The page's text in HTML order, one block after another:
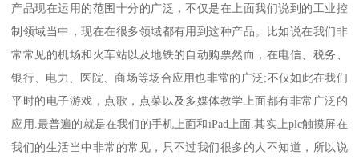
产品现在运用的范围十分的广泛，不仅是在上面我们说到的工业控
制领域当中，现在在很多领域都有用到这种产品。比如说在我们非
常常见的机场和火车站以及地铁的自动购票然而，在电信、税务、
银行、电力、医院、商场等场合应用也非常的广泛;不仅如此在我们
平时的电子游戏，点歌，点菜以及多媒体教学上面都有非常广泛的
应用.最普遍的就是在我们的手机上面和iPad上面.其实上plc触摸屏在
我们的生活当中非常的常见，只不过我们很多的人不知道，所以说